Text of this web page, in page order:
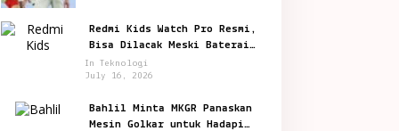
Redmi Kids Watch Pro Resmi,
Bisa Dilacak Meski Baterai
Sudah Habis
In Teknologi
July 16, 2026
Bahlil Minta MKGR Panaskan
Mesin Golkar untuk Hadapi